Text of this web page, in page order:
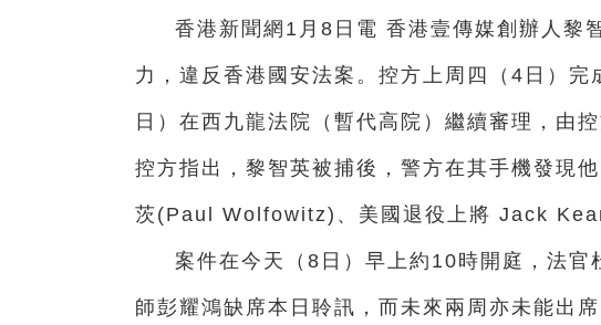
香港新聞網1月8日電 香港壹傳媒創辦人黎
力，違反香港國安法案。控方上周四（4日）
日）在西九龍法院（暫代高院）繼續審理，由
控方指出，黎智英被捕後，警方在其手機發現
茨(Paul Wolfowitz)、美國退役上將 Jack
案件在今天（8日）早上約10時開庭，法官
師彭耀鴻缺席本日聆訊，而未來兩周亦未能出